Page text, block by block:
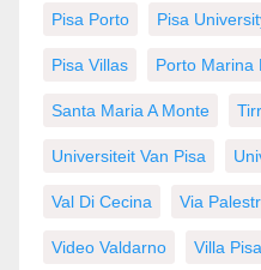
Pisa Porto Pisa
Pisa Villas Porto Marina
Santa Maria A Monte
Universiteit Van Pisa
Val Di Cecina Via
Video Valdarno Villa Pisa